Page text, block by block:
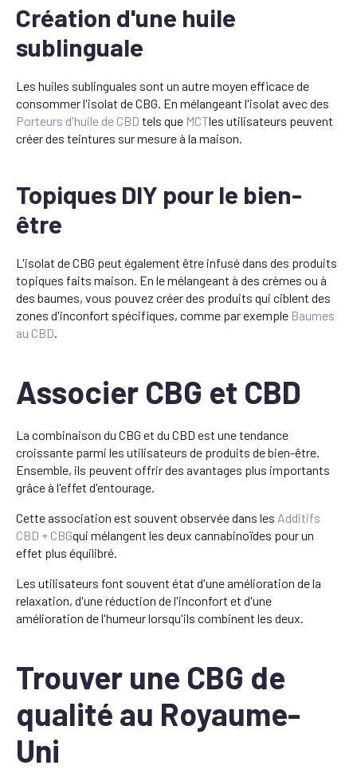
Création d'une huile
sublinguale
Les huiles sublinguales sont un autre moyen efficace de
consommer l'isolat de CBG. En mélangeant l'isolat avec des
Porteurs d'huile de CBD tels que MCTles utilisateurs peuvent
créer des teintures sur mesure à la maison.
Topiques DIY pour le bien-
être
L'isolat de CBG peut également être infusé dans des produits
topiques faits maison. En le mélangeant à des crèmes ou à
des baumes, vous pouvez créer des produits qui ciblent des
zones d'inconfort spécifiques, comme par exemple Baumes
au CBD.
Associer CBG et CBD
La combinaison du CBG et du CBD est une tendance
croissante parmi les utilisateurs de produits de bien-être.
Ensemble, ils peuvent offrir des avantages plus importants
grâce à l'effet d'entourage.
Cette association est souvent observée dans les Additifs
CBD + CBGqui mélangent les deux cannabinoïdes pour un
effet plus équilibré.
Les utilisateurs font souvent état d'une amélioration de la
relaxation, d'une réduction de l'inconfort et d'une
amélioration de l'humeur lorsqu'ils combinent les deux.
Trouver une CBG de
qualité au Royaume-
Uni